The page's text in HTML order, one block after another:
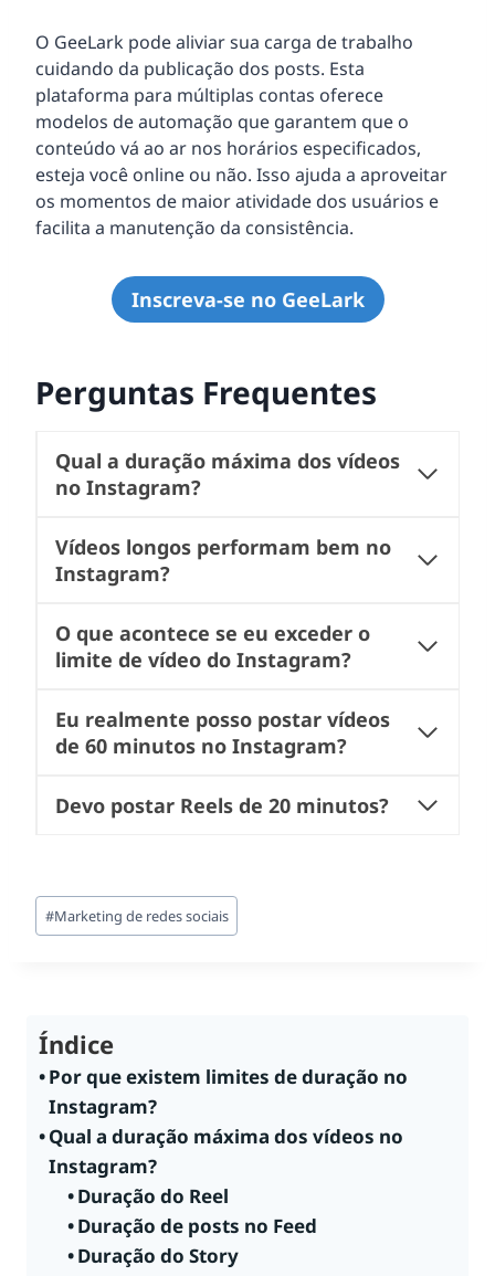
O GeeLark pode aliviar sua carga de trabalho
cuidando da publicação dos posts. Esta
plataforma para múltiplas contas oferece
modelos de automação que garantem que o
conteúdo vá ao ar nos horários especificados,
esteja você online ou não. Isso ajuda a aproveitar
os momentos de maior atividade dos usuários e
facilita a manutenção da consistência.
Inscreva-se no GeeLark
Perguntas Frequentes
Qual a duração máxima dos vídeos
no Instagram?
Vídeos longos performam bem no
Instagram?
O que acontece se eu exceder o
limite de vídeo do Instagram?
Eu realmente posso postar vídeos
de 60 minutos no Instagram?
Devo postar Reels de 20 minutos?
Tags
do
#Marketing de redes sociais
Índice
Por que existem limites de duração no
Instagram?
Qual a duração máxima dos vídeos no
Instagram?
Duração do Reel
Duração de posts no Feed
Duração do Story